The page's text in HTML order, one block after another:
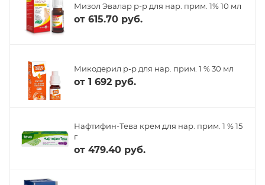
Мизол Эвалар р-р для нар. прим. 1% 10 мл
от 615.70 руб.
Микодерил р-р для нар. прим. 1 % 30 мл
от 1 692 руб.
Нафтифин-Тева крем для нар. прим. 1 % 15
г
от 479.40 руб.